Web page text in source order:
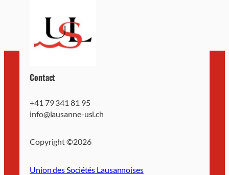
Contact
+41 79 341 81 95
info@lausanne-usl.ch
Copyright ©2026
Union des Sociétés Lausannoises